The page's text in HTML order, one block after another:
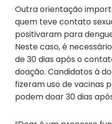
Outra orientação
quem teve contato
positivaram para
Neste caso, é
de 30 dias após o
doação. Candidatos à
fizeram uso de vacinas
podem doar 30 dias